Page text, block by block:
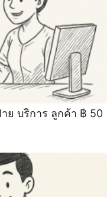
ย บริการ ลูกค้า ฿ 50